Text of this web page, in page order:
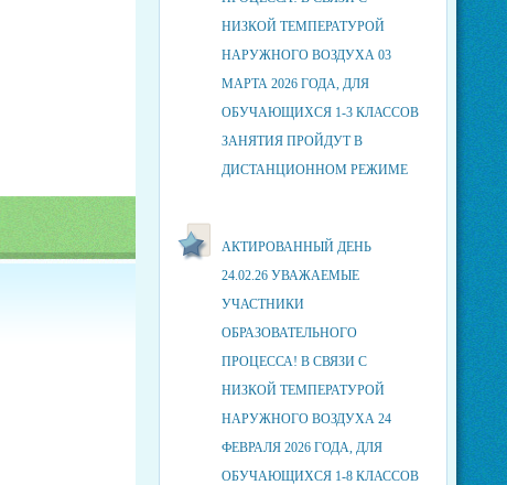
НИЗКОЙ ТЕМПЕРАТУРОЙ
НАРУЖНОГО ВОЗДУХА 03
МАРТА 2026 ГОДА, ДЛЯ
ОБУЧАЮЩИХСЯ 1-3 КЛАССОВ
ЗАНЯТИЯ ПРОЙДУТ В
ДИСТАНЦИОННОМ РЕЖИМЕ
АКТИРОВАННЫЙ ДЕНЬ
24.02.26 УВАЖАЕМЫЕ
УЧАСТНИКИ
ОБРАЗОВАТЕЛЬНОГО
ПРОЦЕССА! В СВЯЗИ С
НИЗКОЙ ТЕМПЕРАТУРОЙ
НАРУЖНОГО ВОЗДУХА 24
ФЕВРАЛЯ 2026 ГОДА, ДЛЯ
ОБУЧАЮЩИХСЯ 1-8 КЛАССОВ